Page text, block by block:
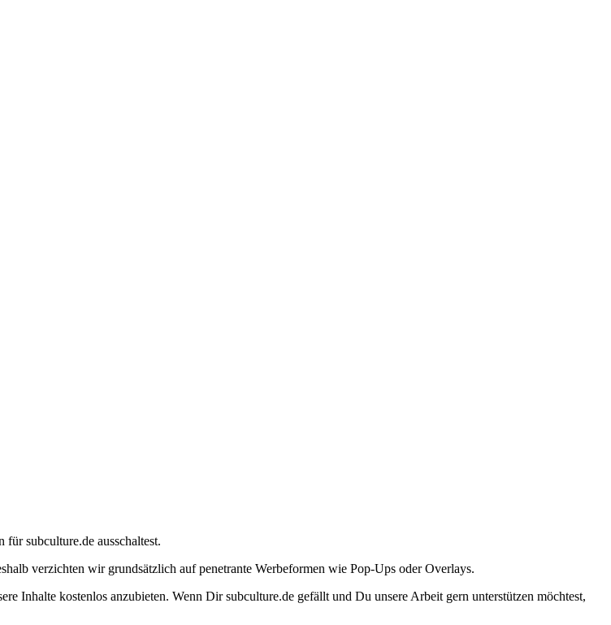
subculture.de ausschaltest.
verzichten wir grundsätzlich auf penetrante Werbeformen wie Pop-Ups oder Overlays.
Inhalte kostenlos anzubieten. Wenn Dir subculture.de gefällt und Du unsere Arbeit gern unterstützen möchtest,